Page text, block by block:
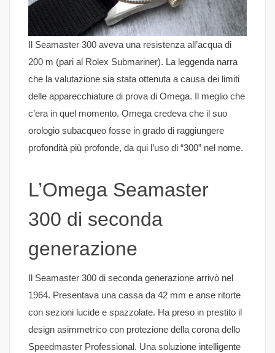
Il Seamaster 300 aveva una resistenza all’acqua di
200 m (pari al Rolex Submariner). La leggenda narra
che la valutazione sia stata ottenuta a causa dei limiti
delle apparecchiature di prova di Omega. Il meglio che
c’era in quel momento. Omega credeva che il suo
orologio subacqueo fosse in grado di raggiungere
profondità più profonde, da qui l’uso di “300” nel nome.
L’Omega Seamaster
300 di seconda
generazione
Il Seamaster 300 di seconda generazione arrivò nel
1964. Presentava una cassa da 42 mm e anse ritorte
con sezioni lucide e spazzolate. Ha preso in prestito il
design asimmetrico con protezione della corona dello
Speedmaster Professional. Una soluzione intelligente